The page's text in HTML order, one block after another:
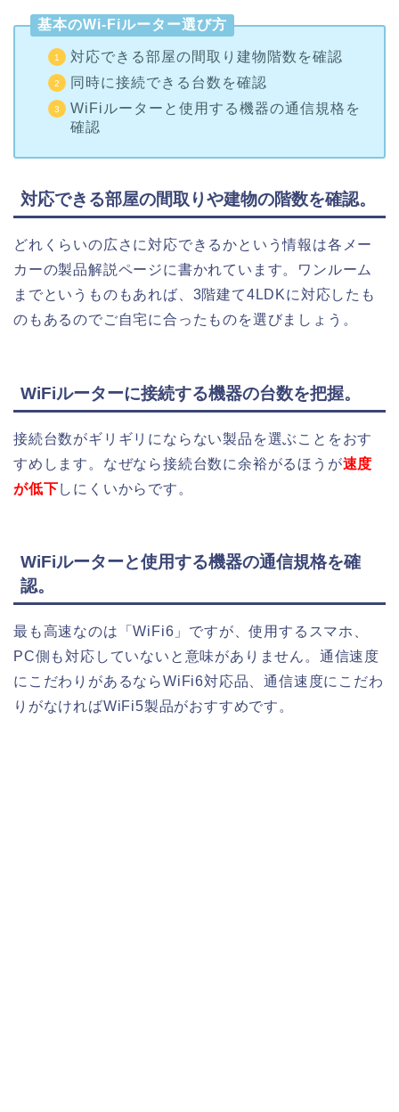
基本のWi-Fiルーター選び方
対応できる部屋の間取り建物階数を確認
同時に接続できる台数を確認
WiFiルーターと使用する機器の通信規格を
確認
対応できる部屋の間取りや建物の階数を確認。
どれくらいの広さに対応できるかという情報は各メー
カーの製品解説ページに書かれています。ワンルーム
までというものもあれば、3階建て4LDKに対応したも
のもあるのでご自宅に合ったものを選びましょう。
WiFiルーターに接続する機器の台数を把握。
接続台数がギリギリにならない製品を選ぶことをおす
すめします。なぜなら接続台数に余裕がるほうが速度
が低下しにくいからです。
WiFiルーターと使用する機器の通信規格を確
認。
最も高速なのは「WiFi6」ですが、使用するスマホ、
PC側も対応していないと意味がありません。通信速度
にこだわりがあるならWiFi6対応品、通信速度にこだわ
りがなければWiFi5製品がおすすめです。